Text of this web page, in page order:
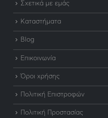
Σχετικά με εμάς
Καταστήματα
Blog
Επικοινωνία
Όροι χρήσης
Πολιτική Επιστροφών
Πολιτική Προστασίας